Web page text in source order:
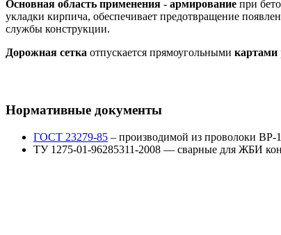
Основная область применения - армирование при
укладки кирпича, обеспечивает предотвращение
службы конструкции.
Дорожная сетка отпускается прямоугольными картами
Нормативные документы
ГОСТ 23279-85 – производимой из проволоки ВР-1
ТУ 1275-01-96285311-2008 — сварные для ЖБИ